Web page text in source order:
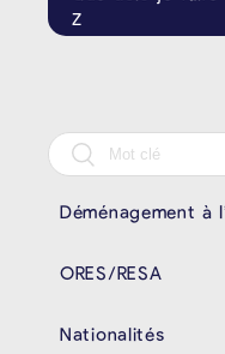
Z
Déménagement à
ORES/RESA
Nationalités